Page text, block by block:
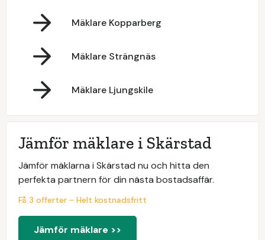
Mäklare Kopparberg
Mäklare Strängnäs
Mäklare Ljungskile
Jämför mäklare i Skärstad
Jämför mäklarna i Skärstad nu och hitta den
perfekta partnern för din nästa bostadsaffär.
Få 3 offerter - Helt kostnadsfritt
Jämför mäklare >>